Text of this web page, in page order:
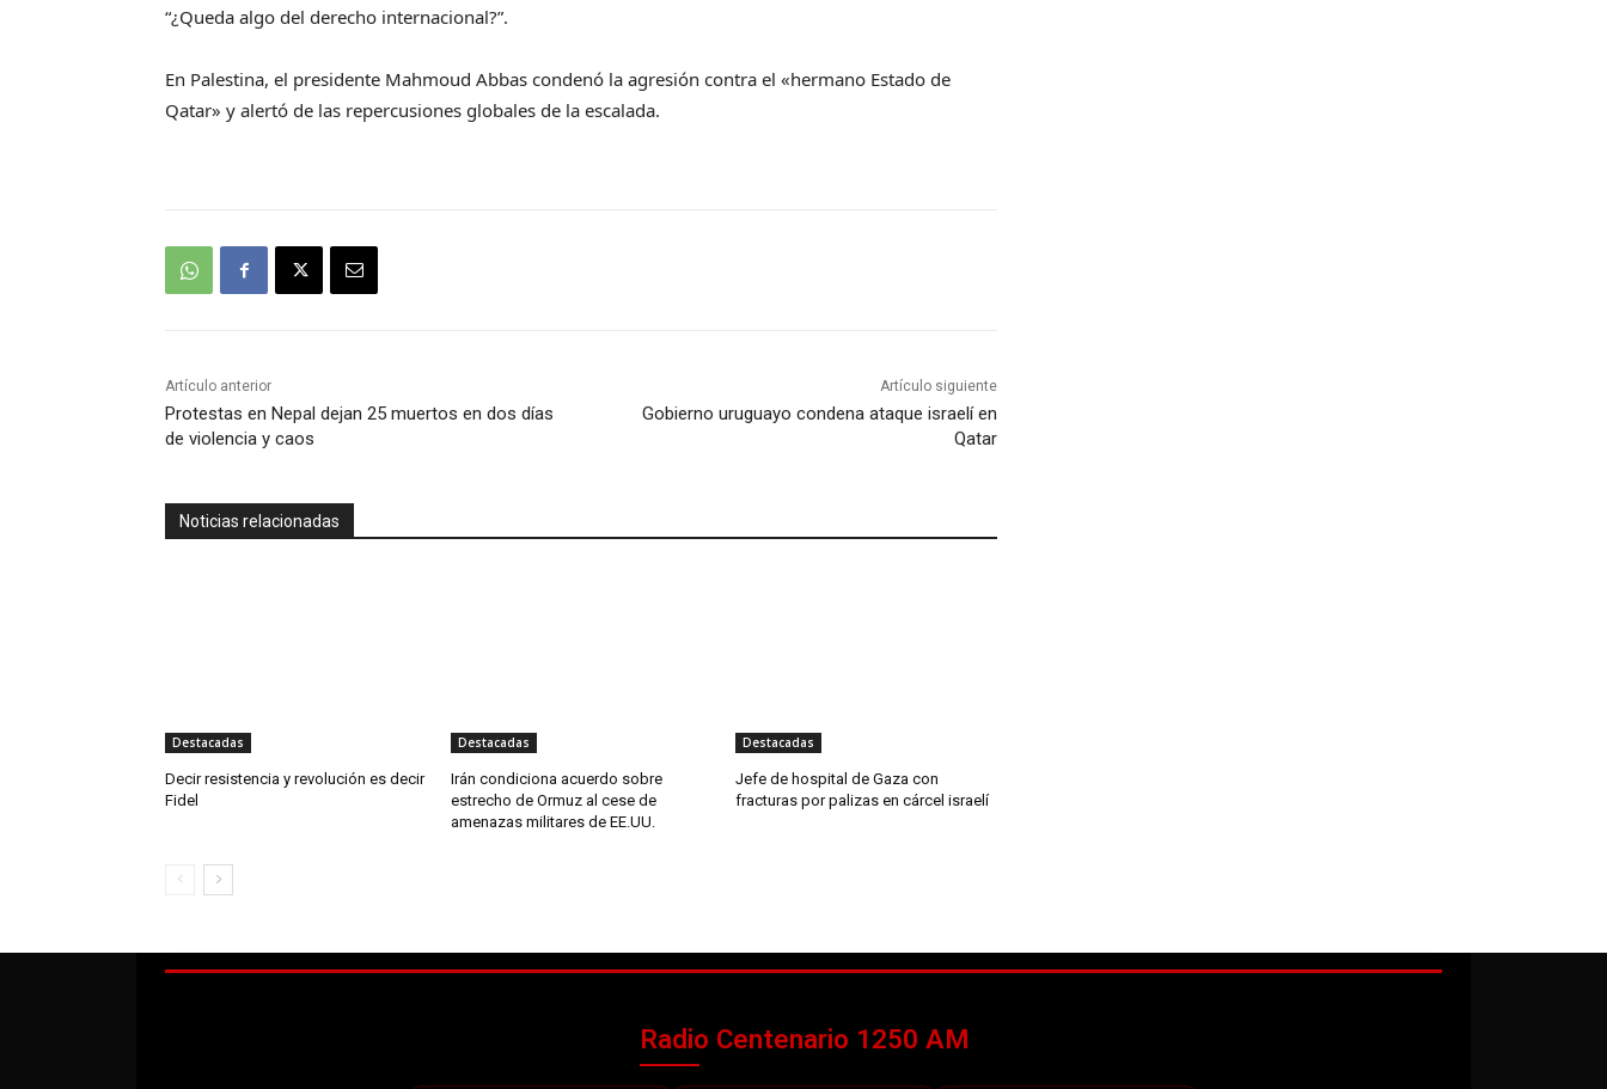
“¿Queda algo del derecho internacional?”.
En Palestina, el presidente Mahmoud Abbas condenó la agresión contra el «hermano Estado de
Qatar» y alertó de las repercusiones globales de la escalada.
Artículo anterior
Protestas en Nepal dejan 25 muertos en dos días
de violencia y caos
Artículo siguiente
Gobierno uruguayo condena ataque israelí en
Qatar
Noticias relacionadas
Destacadas
Decir resistencia y revolución es decir
Fidel
Destacadas
Irán condiciona acuerdo sobre
estrecho de Ormuz al cese de
amenazas militares de EE.UU.
Destacadas
Jefe de hospital de Gaza con
fracturas por palizas en cárcel israelí
Radio Centenario 1250 AM